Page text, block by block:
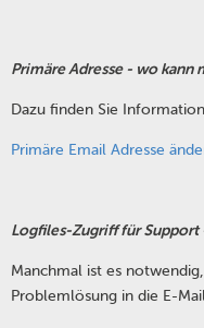
Primäre Adresse - wo kann
Dazu finden Sie
Primäre Email Adresse
Logfiles-Zugriff für Support
Manchmal ist es
Problemlösung in die E-